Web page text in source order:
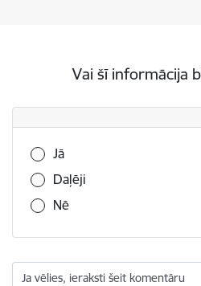
Vai šī informācija
Vai šī informācija bija
Jā
Daļēji
Nē
Ja vēlies, ieraksti šeit komentāru